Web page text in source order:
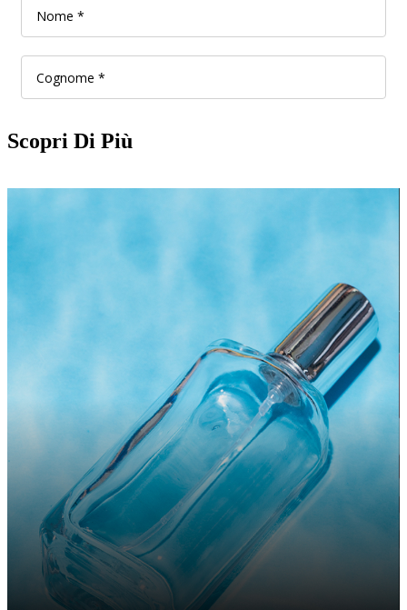
Scopri Di Più